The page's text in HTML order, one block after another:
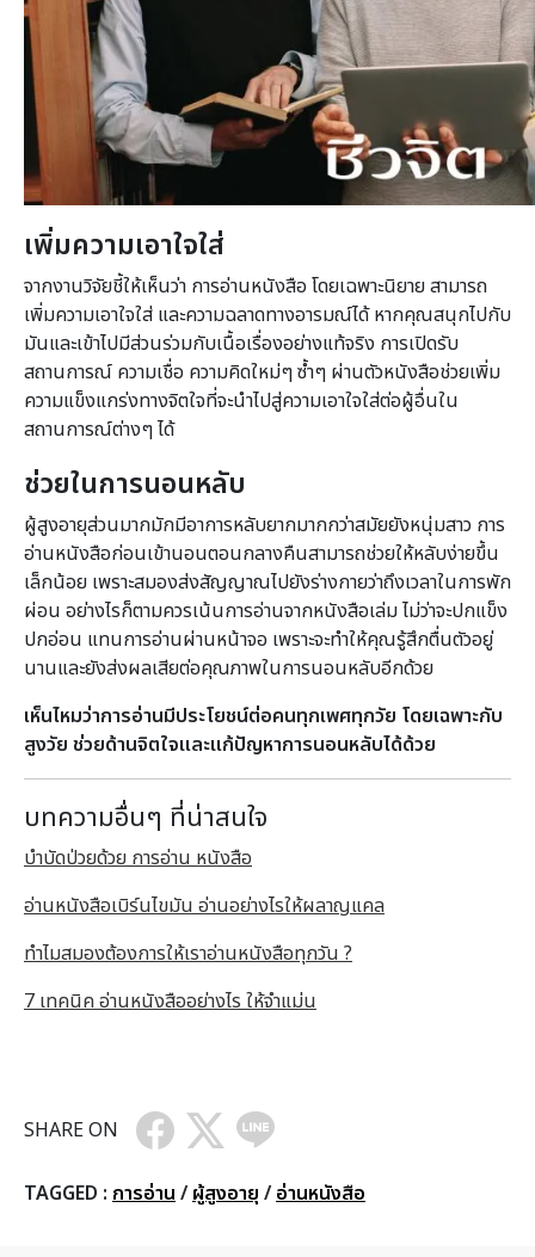
เพิ่มความเอาใจใส่
จากงานวิจัยชี้ให้เห็นว่า การอ่านหนังสือ โดยเฉพาะนิยาย สามารถ
เพิ่มความเอาใจใส่ และความฉลาดทางอารมณ์ได้ หากคุณสนุกไปกับ
มันและเข้าไปมีส่วนร่วมกับเนื้อเรื่องอย่างแท้จริง การเปิดรับ
สถานการณ์ ความเชื่อ ความคิดใหม่ๆ ซ้ำๆ ผ่านตัวหนังสือช่วยเพิ่ม
ความแข็งแกร่งทางจิตใจที่จะนำไปสู่ความเอาใจใส่ต่อผู้อื่นใน
สถานการณ์ต่างๆ ได้
ช่วยในการนอนหลับ
ผู้สูงอายุส่วนมากมักมีอาการหลับยากมากกว่าสมัยยังหนุ่มสาว การ
อ่านหนังสือก่อนเข้านอนตอนกลางคืนสามารถช่วยให้หลับง่ายขึ้น
เล็กน้อย เพราะสมองส่งสัญญาณไปยังร่างกายว่าถึงเวลาในการพัก
ผ่อน อย่างไรก็ตามควรเน้นการอ่านจากหนังสือเล่ม ไม่ว่าจะปกแข็ง
ปกอ่อน แทนการอ่านผ่านหน้าจอ เพราะจะทำให้คุณรู้สึกตื่นตัวอยู่
นานและยังส่งผลเสียต่อคุณภาพในการนอนหลับอีกด้วย
เห็นไหมว่าการอ่านมีประโยชน์ต่อคนทุกเพศทุกวัย โดยเฉพาะกับ
สูงวัย ช่วยด้านจิตใจและแก้ปัญหาการนอนหลับได้ด้วย
บทความอื่นๆ ที่น่าสนใจ
บำบัดป่วยด้วย การอ่าน หนังสือ
อ่านหนังสือเบิร์นไขมัน อ่านอย่างไรให้ผลาญแคล
ทำไมสมองต้องการให้เราอ่านหนังสือทุกวัน ?
7 เทคนิค อ่านหนังสืออย่างไร ให้จำแม่น
SHARE ON
TAGGED : การอ่าน / ผู้สูงอายุ / อ่านหนังสือ